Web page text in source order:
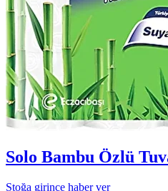
Solo Bambu Özlü
Stoğa girince haber ver